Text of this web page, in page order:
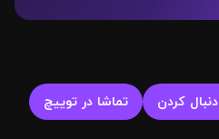
دنبال کردن تماشا در توییچ